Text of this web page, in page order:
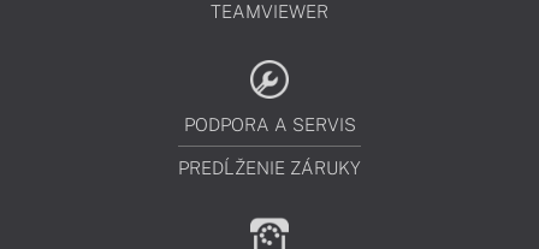
TEAMVIEWER
PODPORA A SERVIS
PREDĹŽENIE ZÁRUKY